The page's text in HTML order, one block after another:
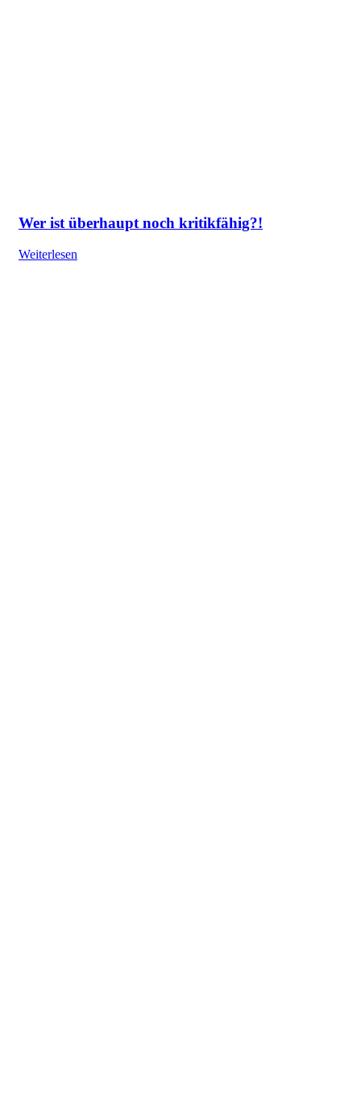
Wer ist überhaupt noch kritikfähig?!
Weiterlesen